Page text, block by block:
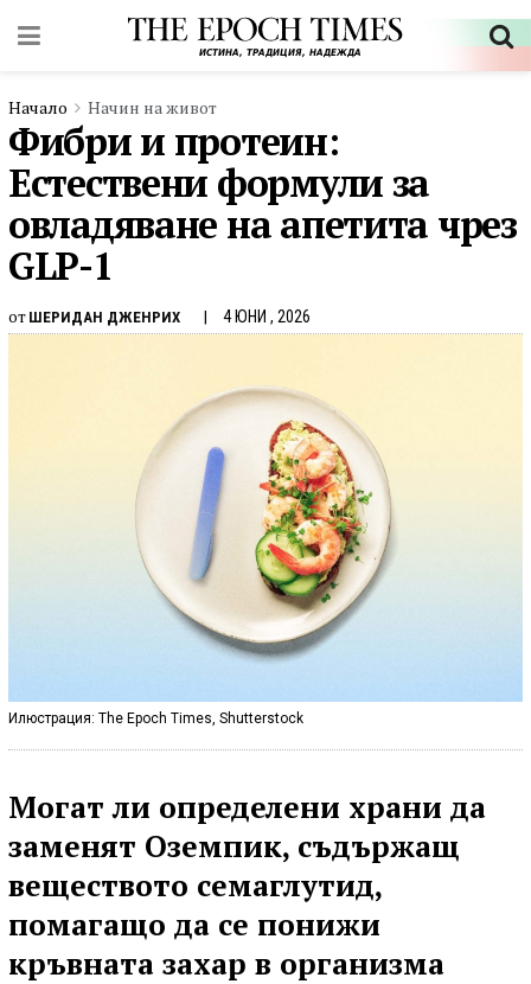
Начало Начин на живот
Фибри и протеин:
Естествени формули за
овладяване на апетита чрез
GLP-1
от ШЕРИДАН ДЖЕНРИХ 4 ЮНИ , 2026
Илюстрация: The Epoch Times, Shutterstock
Могат ли определени храни да
заменят Оземпик, съдържащ
веществото семаглутид,
помагащо да се понижи
кръвната захар в организма